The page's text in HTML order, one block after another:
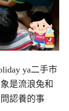
ya二手市
是流浪兔和
認養的事